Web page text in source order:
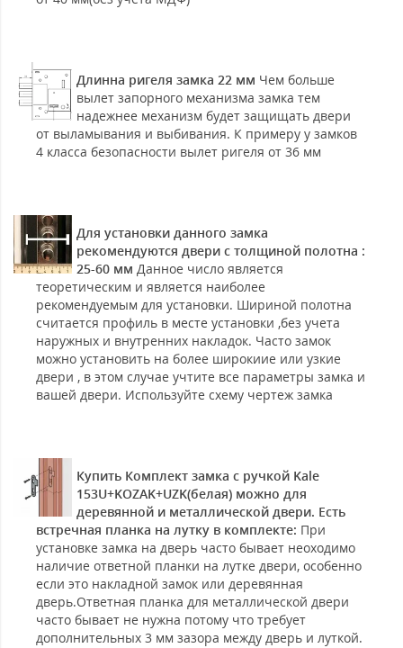
Длинна ригеля замка 22 мм Чем больше
вылет запорного механизма замка тем
надежнее механизм будет защищать двери
от выламывания и выбивания. К примеру у замков
4 класса безопасности вылет ригеля от 36 мм
Для установки данного замка
рекомендуются двери с толщиной полотна :
25-60 мм Данное число является
теоретическим и является наиболее
рекомендуемым для установки. Шириной полотна
считается профиль в месте установки ,без учета
наружных и внутренних накладок. Часто замок
можно установить на более широкиие или узкие
двери , в этом случае учтите все параметры замка и
вашей двери. Используйте схему чертеж замка
Купить Комплект замка с ручкой Kale
153U+KOZAK+UZK(белая) можно для
деревянной и металлической двери. Есть
встречная планка на лутку в комплекте: При
установке замка на дверь часто бывает неоходимо
наличие ответной планки на лутке двери, особенно
если это накладной замок или деревянная
дверь.Ответная планка для металлической двери
часто бывает не нужна потому что требует
дополнительных 3 мм зазора между дверь и луткой.